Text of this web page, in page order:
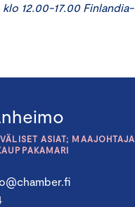
12.00-17.00 Finlandia-
ASIAT; MAAJOHTAJA,